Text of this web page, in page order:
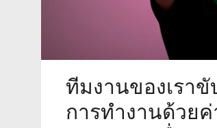
ทีมงานของเราขั
การทำงานด้วย